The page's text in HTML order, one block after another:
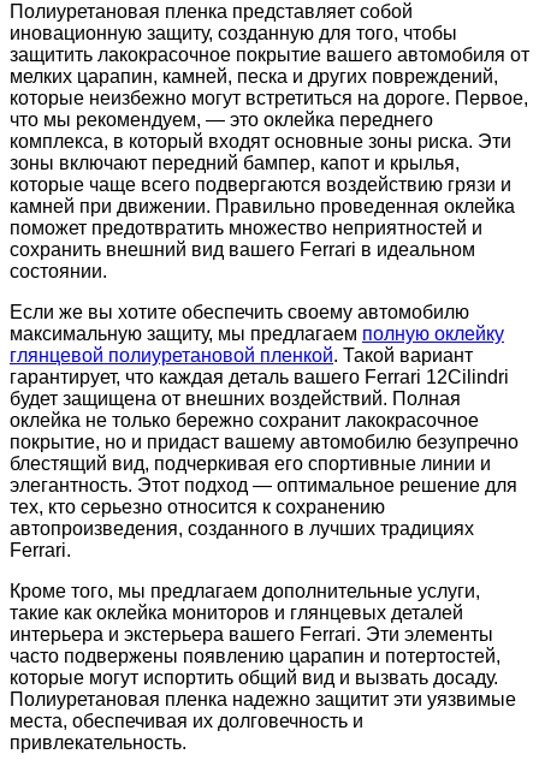
Полиуретановая пленка представляет собой
иновационную защиту, созданную для того, чтобы
защитить лакокрасочное покрытие вашего автомобиля от
мелких царапин, камней, песка и других повреждений,
которые неизбежно могут встретиться на дороге. Первое,
что мы рекомендуем, — это оклейка переднего
комплекса, в который входят основные зоны риска. Эти
зоны включают передний бампер, капот и крылья,
которые чаще всего подвергаются воздействию грязи и
камней при движении. Правильно проведенная оклейка
поможет предотвратить множество неприятностей и
сохранить внешний вид вашего Ferrari в идеальном
состоянии.
Если же вы хотите обеспечить своему автомобилю
максимальную защиту, мы предлагаем полную оклейку
глянцевой полиуретановой пленкой. Такой вариант
гарантирует, что каждая деталь вашего Ferrari 12Cilindri
будет защищена от внешних воздействий. Полная
оклейка не только бережно сохранит лакокрасочное
покрытие, но и придаст вашему автомобилю безупречно
блестящий вид, подчеркивая его спортивные линии и
элегантность. Этот подход — оптимальное решение для
тех, кто серьезно относится к сохранению
автопроизведения, созданного в лучших традициях
Ferrari.
Кроме того, мы предлагаем дополнительные услуги,
такие как оклейка мониторов и глянцевых деталей
интерьера и экстерьера вашего Ferrari. Эти элементы
часто подвержены появлению царапин и потертостей,
которые могут испортить общий вид и вызвать досаду.
Полиуретановая пленка надежно защитит эти уязвимые
места, обеспечивая их долговечность и
привлекательность.